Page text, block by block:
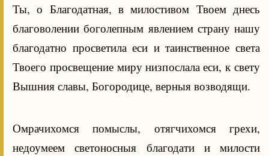
Ты, о Благодатная, в милостивом Твоем днесь
благоволении боголепным явлением страну нашу
благодатно просветила еси и таинственное света
Твоего просвещение миру низпослала еси, к свету
Вышния славы, Богородице, верныя возводящи.
Омрачихомся помыслы, отягчихомся грехи,
недоумеем светоносныя благодати и милости